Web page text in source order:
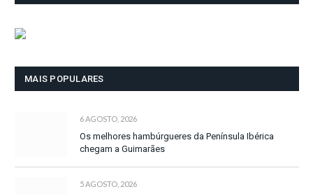
MAIS POPULARES
6 AGOSTO, 2026
Os melhores hambúrgueres da Península Ibérica
chegam a Guimarães
5 AGOSTO, 2026